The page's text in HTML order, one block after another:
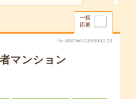
一括
応募
No.MNPWKO865002-29
マンション